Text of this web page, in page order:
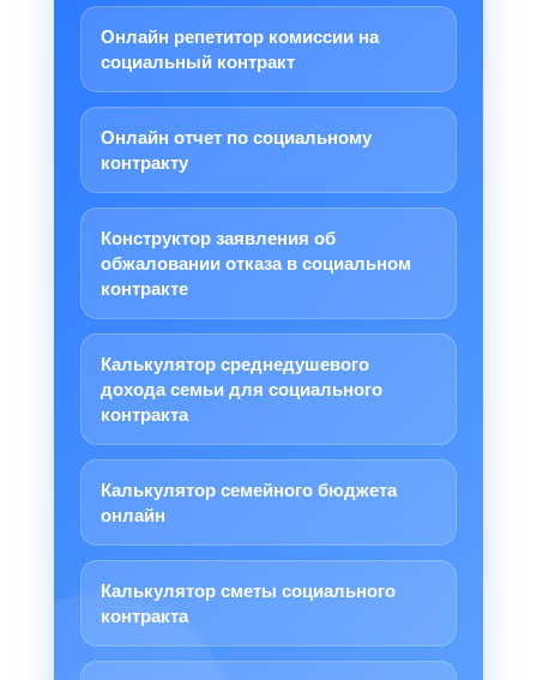
Онлайн репетитор комиссии на
социальный контракт
Онлайн отчет по социальному
контракту
Конструктор заявления об
обжаловании отказа в социальном
контракте
Калькулятор среднедушевого
дохода семьи для социального
контракта
Калькулятор семейного бюджета
онлайн
Калькулятор сметы социального
контракта